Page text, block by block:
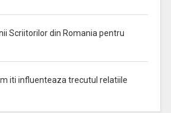
Scriitorilor din Romania pentru
iti influenteaza trecutul relatiile